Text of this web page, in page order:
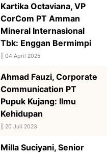
Kartika Octaviana, VP
CorCom PT Amman
Mineral Internasional
Tbk: Enggan Bermimpi
04 April 2025
Ahmad Fauzi, Corporate
Communication PT
Pupuk Kujang: Ilmu
Kehidupan
20 Juli 2023
Milla Suciyani, Senior